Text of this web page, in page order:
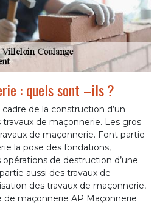
: quels sont –ils ?
de la construction d’un
de maçonnerie. Les gros
de maçonnerie. Font partie
la pose des fondations,
opérations de destruction d’une
aussi des travaux de
des travaux de maçonnerie,
de maçonnerie AP Maçonnerie